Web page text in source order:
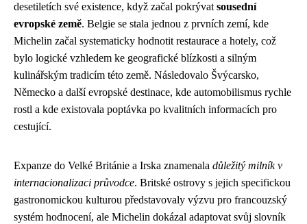
desetiletích své existence, když začal pokrývat sousední
evropské země. Belgie se stala jednou z prvních zemí, kde
Michelin začal systematicky hodnotit restaurace a hotely, což
bylo logické vzhledem ke geografické blízkosti a silným
kulinářským tradicím této země. Následovalo Švýcarsko,
Německo a další evropské destinace, kde automobilismus rychle
rostl a kde existovala poptávka po kvalitních informacích pro
cestující.
Expanze do Velké Británie a Irska znamenala důležitý milník v
internacionalizaci průvodce. Britské ostrovy s jejich specifickou
gastronomickou kulturou představovaly výzvu pro francouzský
systém hodnocení, ale Michelin dokázal adaptovat svůj slovník